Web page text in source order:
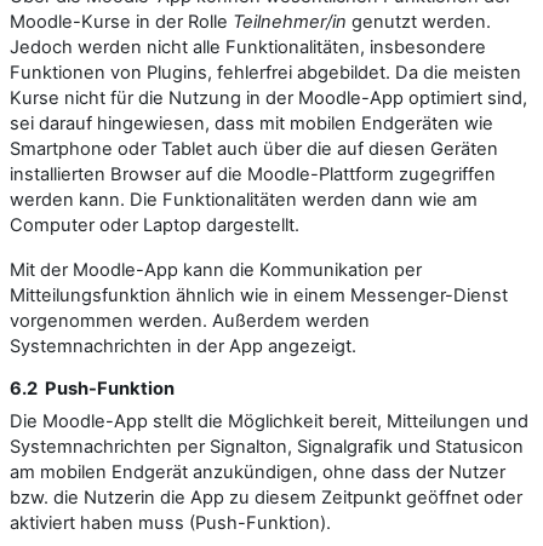
Moodle-Kurse in der Rolle Teilnehmer/in genutzt werden.
Jedoch werden nicht alle Funktionalitäten, insbesondere
Funktionen von Plugins, fehlerfrei abgebildet. Da die meisten
Kurse nicht für die Nutzung in der Moodle-App optimiert sind,
sei darauf hingewiesen, dass mit mobilen Endgeräten wie
Smartphone oder Tablet auch über die auf diesen Geräten
installierten Browser auf die Moodle-Plattform zugegriffen
werden kann. Die Funktionalitäten werden dann wie am
Computer oder Laptop dargestellt.
Mit der Moodle-App kann die Kommunikation per
Mitteilungsfunktion ähnlich wie in einem Messenger-Dienst
vorgenommen werden. Außerdem werden
Systemnachrichten in der App angezeigt.
6.2 Push-Funktion
Die Moodle-App stellt die Möglichkeit bereit, Mitteilungen und
Systemnachrichten per Signalton, Signalgrafik und Statusicon
am mobilen Endgerät anzukündigen, ohne dass der Nutzer
bzw. die Nutzerin die App zu diesem Zeitpunkt geöffnet oder
aktiviert haben muss (Push-Funktion).